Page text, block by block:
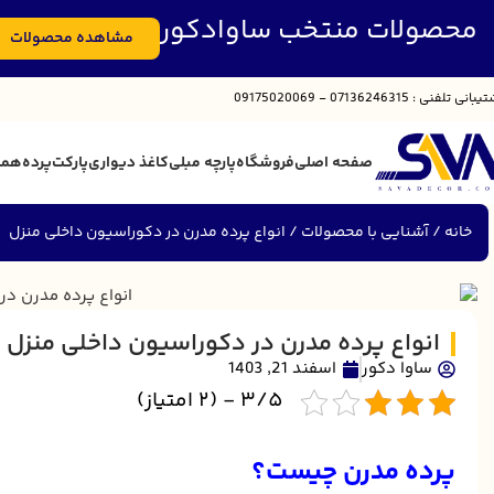
تیبانی تلفنی : 07136246315 - 09175020069
صفحه اصلیفروشگاهپارچه مبلیکاغذ دیواریپارکتپرده
خانه آشنایی با محصولات انواع پرده مدرن در دکوراسیون داخلی منزل
انواع پرده مدرن در دکوراسیون داخلی منزل
ساوا دکور اسفند 21, 1403
3/5 - (2 امتیاز)
پرده مدرن چیست؟
محصولات منتخب ساوادکور مشاهده محصولات